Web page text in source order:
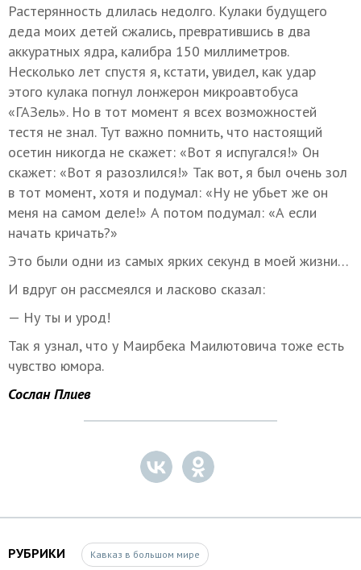
Растерянность длилась недолго. Кулаки будущего
деда моих детей сжались, превратившись в два
аккуратных ядра, калибра 150 миллиметров.
Несколько лет спустя я, кстати, увидел, как удар
этого кулака погнул лонжерон микроавтобуса
«ГАЗель». Но в тот момент я всех возможностей
тестя не знал. Тут важно помнить, что настоящий
осетин никогда не скажет: «Вот я испугался!» Он
скажет: «Вот я разозлился!» Так вот, я был очень зол
в тот момент, хотя и подумал: «Ну не убьет же он
меня на самом деле!» А потом подумал: «А если
начать кричать?»
Это были одни из самых ярких секунд в моей жизни…
И вдруг он рассмеялся и ласково сказал:
— Ну ты и урод!
Так я узнал, что у Маирбека Маилютовича тоже есть
чувство юмора.
Сослан Плиев
РУБРИКИ Кавказ в большом мире